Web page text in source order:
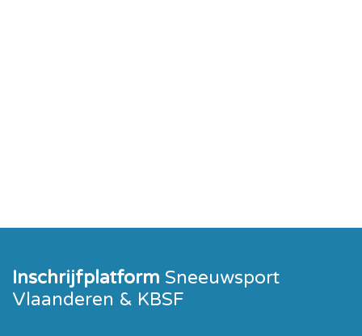
Inschrijfplatform Sneeuwsport
Vlaanderen & KBSF